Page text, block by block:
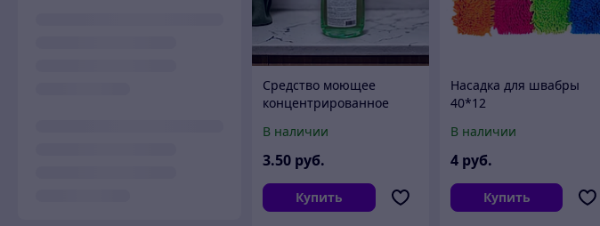
Средство моющее
концентрированное
Блеск" 1л./РБ
В наличии
3.50 руб.
Купить
Насадка для швабры
40*12
В наличии
4 руб.
Купить